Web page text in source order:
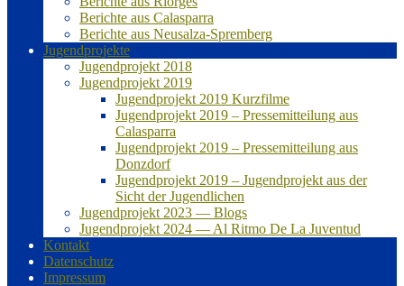
Berichte aus Calasparra
Berichte aus Neusalza-Spremberg
Jugendprojekte
Jugendprojekt 2018
Jugendprojekt 2019
Jugendprojekt 2019 Kurzfilme
Jugendprojekt 2019 – Pressemitteilung aus
Calasparra
Jugendprojekt 2019 – Pressemitteilung aus
Donzdorf
Jugendprojekt 2019 – Jugendprojekt aus der
Sicht der Jugendlichen
Jugendprojekt 2023 — Blogs
Jugendprojekt 2024 — Al Ritmo De La Juventud
Kontakt
Datenschutz
Impressum